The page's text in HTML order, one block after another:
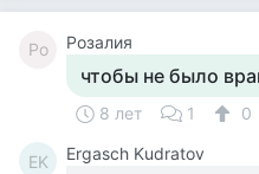
Ро Розалия
чтобы не было
8 лет 1 0
EK Ergasch Kudratov